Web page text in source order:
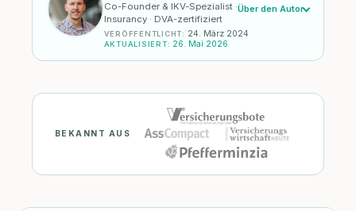
Co-Founder & IKV-Spezialist ·
Insurancy · DVA-zertifiziert
VERÖFFENTLICHT: 24. März 2024
AKTUALISIERT: 26. Mai 2026
Über den Autor
BEKANNT AUS